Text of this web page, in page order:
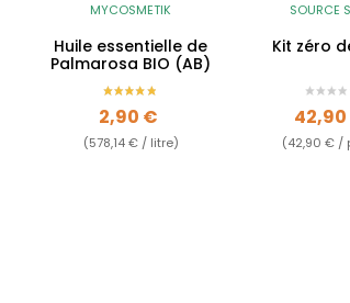
MYCOSMETIK
Huile essentielle de
Palmarosa BIO (AB)
Prix
2,90 €
(578,14 € / litre)
SOURCE
Kit zéro
Prix
(42,90 € /